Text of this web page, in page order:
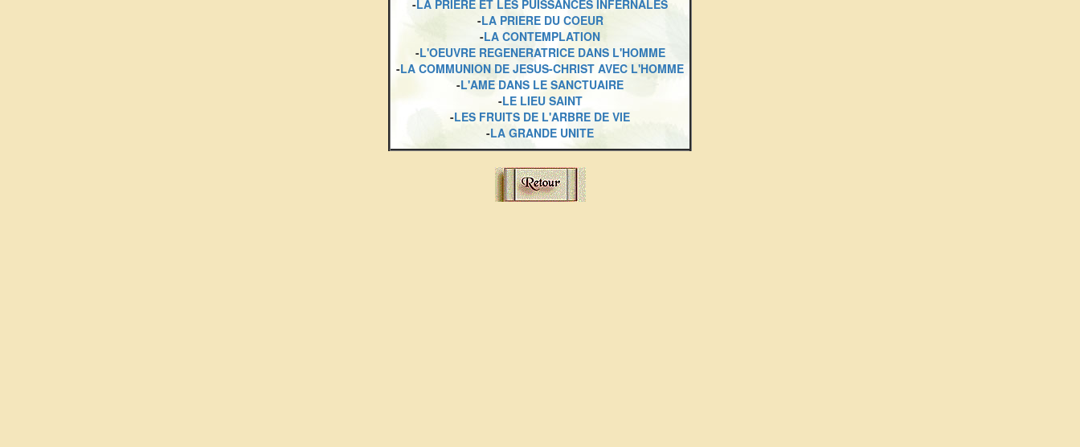
-LA PRIERE ET LES PUISSANCES INFERNALES
-LA PRIERE DU COEUR
-LA CONTEMPLATION
-L'OEUVRE REGENERATRICE DANS L'HOMME
-LA COMMUNION DE JESUS-CHRIST AVEC L'HOMME
-L'AME DANS LE SANCTUAIRE
-LE LIEU SAINT
-LES FRUITS DE L'ARBRE DE VIE
-LA GRANDE UNITE